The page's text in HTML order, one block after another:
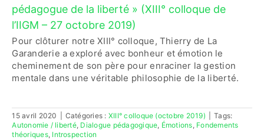
pédagogue de la liberté » (XIII° colloque de
l’IIGM – 27 octobre 2019)
Pour clôturer notre XIII° colloque, Thierry de La
Garanderie a exploré avec bonheur et émotion le
cheminement de son père pour enraciner la gestion
mentale dans une véritable philosophie de la liberté.
15 avril 2020 Catégories : XIII° colloque (octobre 2019)
Tags:
Autonomie / liberté, Dialogue pédagogique, Émotions, Fondements
théoriques, Introspection